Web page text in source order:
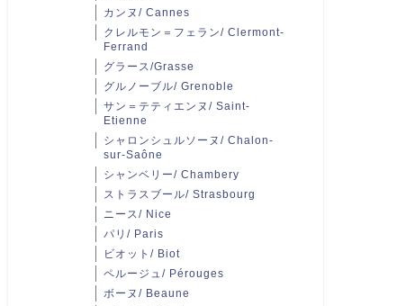
カンヌ/ Cannes
クレルモン＝フェラン/ Clermont-
Ferrand
グラース/Grasse
グルノーブル/ Grenoble
サン＝テティエンヌ/ Saint-
Etienne
シャロンシュルソーヌ/ Chalon-
sur-Saône
シャンベリー/ Chambery
ストラスブール/ Strasbourg
ニース/ Nice
パリ/ Paris
ビオット/ Biot
ペルージュ/ Pérouges
ボーヌ/ Beaune